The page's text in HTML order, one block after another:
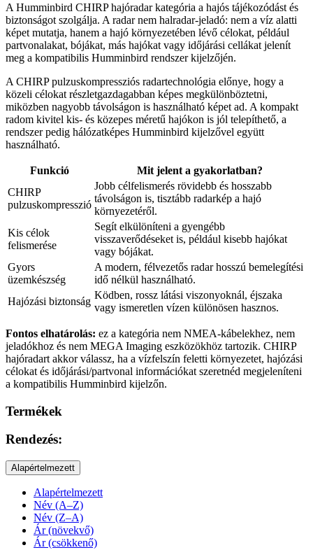
A Humminbird CHIRP hajóradar kategória a hajós tájékozódást és
biztonságot szolgálja. A radar nem halradar-jeladó: nem a víz alatti
képet mutatja, hanem a hajó környezetében lévő célokat, például
partvonalakat, bójákat, más hajókat vagy időjárási cellákat jelenít
meg a kompatibilis Humminbird rendszer kijelzőjén.
A CHIRP pulzuskompressziós radartechnológia előnye, hogy a
közeli célokat részletgazdagabban képes megkülönböztetni,
miközben nagyobb távolságon is használható képet ad. A kompakt
radom kivitel kis- és közepes méretű hajókon is jól telepíthető, a
rendszer pedig hálózatképes Humminbird kijelzővel együtt
használható.
Funkció
Mit jelent a gyakorlatban?
CHIRP
pulzuskompresszió
Jobb célfelismerés rövidebb és hosszabb
távolságon is, tisztább radarkép a hajó
környezetéről.
Kis célok
felismerése
Segít elkülöníteni a gyengébb
visszaverődéseket is, például kisebb hajókat
vagy bójákat.
Gyors
üzemkészség
A modern, félvezetős radar hosszú bemelegítési
idő nélkül használható.
Hajózási biztonság
Ködben, rossz látási viszonyoknál, éjszaka
vagy ismeretlen vízen különösen hasznos.
Fontos elhatárolás: ez a kategória nem NMEA-kábelekhez, nem
jeladókhoz és nem MEGA Imaging eszközökhöz tartozik. CHIRP
hajóradart akkor válassz, ha a vízfelszín feletti környezetet, hajózási
célokat és időjárási/partvonal információkat szeretnéd megjeleníteni
a kompatibilis Humminbird kijelzőn.
Termékek
Rendezés:
Alapértelmezett
Alapértelmezett
Név (A–Z)
Név (Z–A)
Ár (növekvő)
Ár (csökkenő)